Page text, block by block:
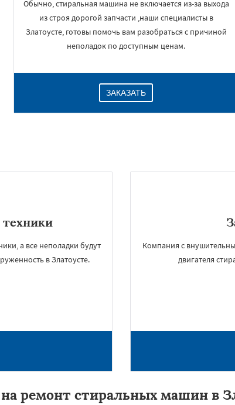
Обычно, стиральная машина не включается из-за выхода
из строя дорогой запчасти ,наши специалисты в
Златоусте, готовы помочь вам разобраться с причиной
неполадок по доступным ценам.
ЗАКАЗАТЬ
а все неполадки будут
в Златоусте.
Компания с
двигателя
ремонт стиральных машин в